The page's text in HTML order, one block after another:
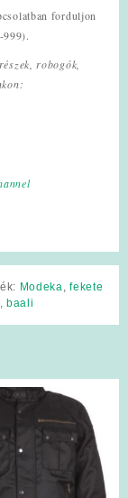
forduljon
999).
robogók,
Modeka,fekete
, baali